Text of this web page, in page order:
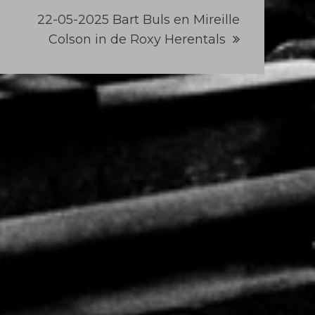
22-05-2025 Bart Buls en Mireille
Colson in de Roxy Herentals